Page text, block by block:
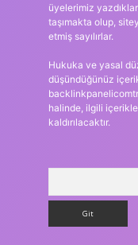
üyelerimiz
taşımakta olup,
etmiş sayılırlar.
Hukuka ve yasal
düşündüğünüz
halinde, ilgili
kaldırılacaktır.